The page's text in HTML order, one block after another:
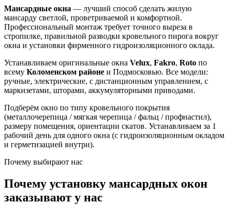
Мансардные окна — лучший способ сделать жилую
мансарду светлой, проветриваемой и комфортной.
Профессиональный монтаж требует точного выреза в
стропилке, правильной разводки кровельного пирога вокруг
окна и установки фирменного гидроизоляционного оклада.
Устанавливаем оригинальные окна Velux, Fakro, Roto по
всему Коломенском районе и Подмосковью. Все модели:
ручные, электрические, с дистанционным управлением, с
маркизетами, шторами, аккумуляторными приводами.
Подберём окно по типу кровельного покрытия
(металлочерепица / мягкая черепица / фальц / профнастил),
размеру помещения, ориентации скатов. Устанавливаем за 1
рабочий день для одного окна (с гидроизоляционным окладом
и герметизацией внутри).
Почему выбирают нас
Почему установку мансардных окон
заказывают у нас